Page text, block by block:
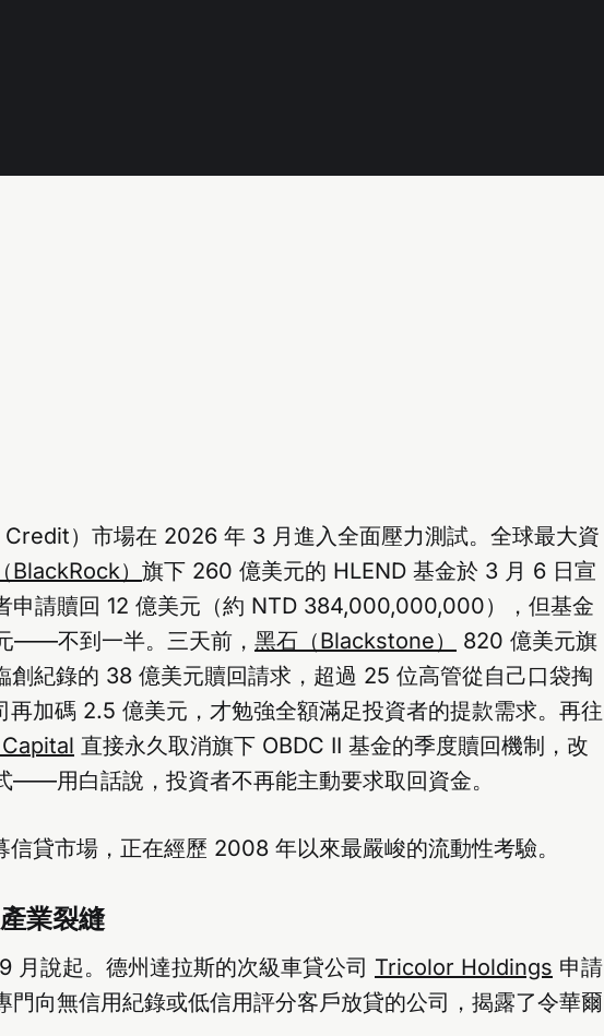
）市場在 2026 年 3 月進入全面壓力測試。全球最大資
BlackRock） 旗下 260 億美元的 HLEND 基金於 3 月 6 日宣
申請贖回 12 億美元（約 NTD 384,000,000,000），但基金
——不到一半。三天前， 黑石（Blackstone）
820 億美元旗
創紀錄的 38 億美元贖回請求，超過 25 位高管從自己口袋掏
再加碼 2.5 億美元，才勉強全額滿足投資者的提款需求。再往
直接永久取消旗下 OBDC II 基金的季度贖回機制，改
——用白話說，投資者不再能主動要求取回資金。
信貸市場，正在經歷 2008 年以來最嚴峻的流動性考驗。
業裂縫
月說起。德州達拉斯的次級車貸公司 Tricolor Holdings 申請
門向無信用紀錄或低信用評分客戶放貸的公司，揭露了令華爾